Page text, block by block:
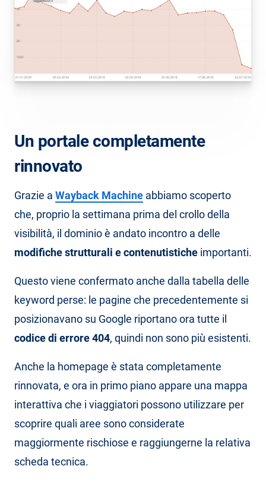
Un portale completamente
rinnovato
Grazie a Wayback Machine abbiamo scoperto
che, proprio la settimana prima del crollo della
visibilità, il dominio è andato incontro a delle
modifiche strutturali e contenutistiche importanti.
Questo viene confermato anche dalla tabella delle
keyword perse: le pagine che precedentemente si
posizionavano su Google riportano ora tutte il
codice di errore 404, quindi non sono più esistenti.
Anche la homepage è stata completamente
rinnovata, e ora in primo piano appare una mappa
interattiva che i viaggiatori possono utilizzare per
scoprire quali aree sono considerate
maggiormente rischiose e raggiungerne la relativa
scheda tecnica.